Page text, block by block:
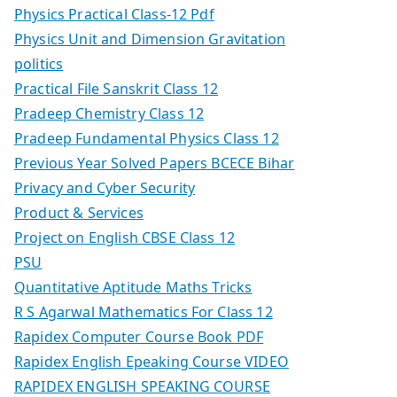
Physics Practical Class-12 Pdf
Physics Unit and Dimension Gravitation
politics
Practical File Sanskrit Class 12
Pradeep Chemistry Class 12
Pradeep Fundamental Physics Class 12
Previous Year Solved Papers BCECE Bihar
Privacy and Cyber Security
Product & Services
Project on English CBSE Class 12
PSU
Quantitative Aptitude Maths Tricks
R S Agarwal Mathematics For Class 12
Rapidex Computer Course Book PDF
Rapidex English Epeaking Course VIDEO
RAPIDEX ENGLISH SPEAKING COURSE